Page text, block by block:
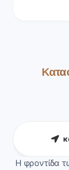
Η φροντίδα